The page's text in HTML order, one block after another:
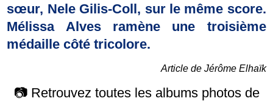
sœur, Nele Gilis-Coll, sur le même score.
Mélissa Alves ramène une troisième
médaille côté tricolore.
Article de Jérôme Elhaïk
📷 Retrouvez toutes les albums photos de